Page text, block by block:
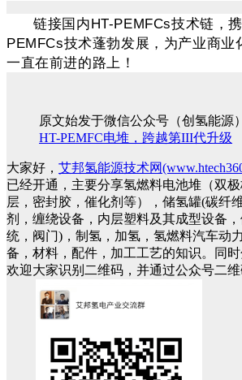
链接国内HT-PEMFCs技术链，
PEMFCs技术蓬勃发展，为产业商业
一直在前进的路上！
原文始发于微信公众号（创氢能源
HT-PEMFC电堆，跨越第III代升级
大家好， 艾邦氢能源技术网
已经开通，主要分享氢燃料电池堆（双
层，密封胶，催化剂等），储氢罐(碳纤
剂，缠绕设备，内层塑料及其成型设备
统，阀门)，制氢，加氢，氢燃料汽车动
备，材料，配件，加工工艺的知识。同时
欢迎大家识别二维码，并通过公众号二